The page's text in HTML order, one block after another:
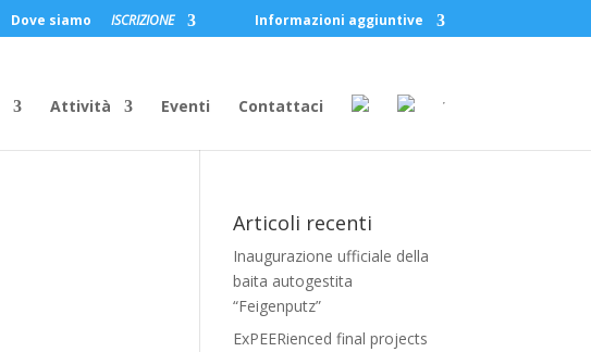
Dove siamo ISCRIZIONE Informazioni aggiuntive
Attività Eventi Contattaci
Articoli recenti
Inaugurazione ufficiale della
baita autogestita
“Feigenputz”
ExPEERienced final projects